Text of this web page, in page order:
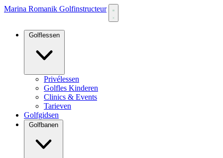
Marina Romanik Golfinstructeur
Privélessen
Golfles Kinderen
Clinics & Events
Tarieven
Golfgidsen